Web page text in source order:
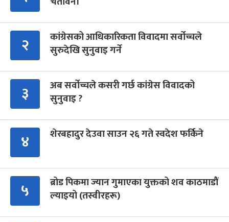
२
कांग्रेसको आधिकारिकता विवादमा सर्वोच्चले
सुरुदेखि सुनुवाइ गर्ने
३
अब सर्वोच्चले कसरी गर्छ कांग्रेस विवादको
सुनुवाइ ?
४ शेरबहादुर देउवा साउन २६ गते स्वदेश फर्किने
५
ब्रोड पिकमा ज्यान गुमाएका युक्तको शव काठमाडौं
ल्याइयो (तस्वीरहरू)